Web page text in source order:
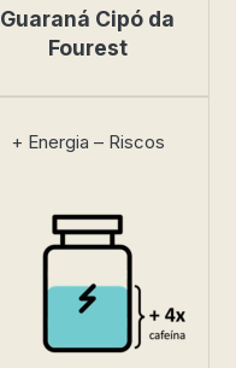
Guaraná Cipó da
Fourest
+ Energia – Riscos